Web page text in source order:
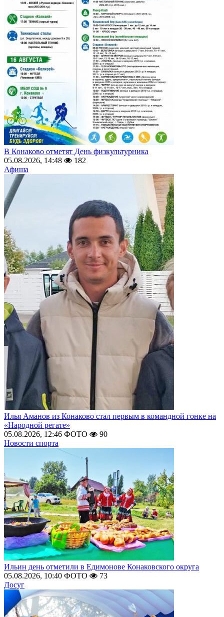
В Конаково отметят День физкультурника
05.08.2026, 14:48
182
Афиша
Илья Аманов из Конаково стал первым в командной гонке на
«Народной регате»
05.08.2026, 12:46 ФОТО
90
Новости спорта
Ильин день отметили в Едимонове Конаковского округа
05.08.2026, 10:40 ФОТО
73
Досуг